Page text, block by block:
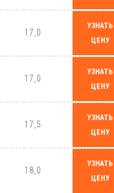
17,0
УЗНАТЬ
ЦЕНУ
17,0
УЗНАТЬ
ЦЕНУ
17,5
УЗНАТЬ
ЦЕНУ
18,0
УЗНАТЬ
ЦЕНУ